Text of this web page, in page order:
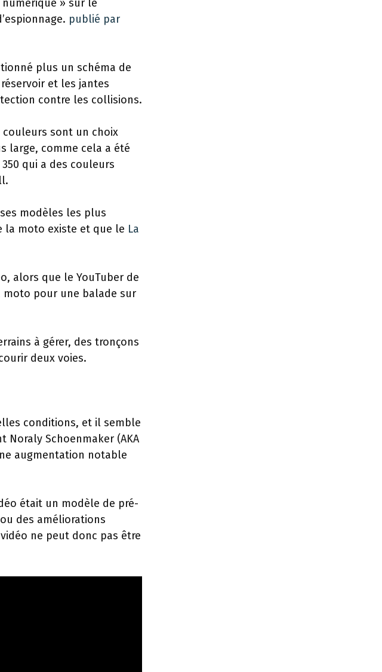
» sur le
publié par
plus un schéma de
et les jantes
contre les collisions.
sont un choix
large, comme cela a été
qui a des couleurs
modèles les plus
la moto existe et que le La
alors que le YouTuber de
moto pour une balade sur
à gérer, des tronçons
deux voies.
conditions, et il semble
Noraly Schoenmaker (AKA
augmentation notable
était un modèle de pré-
des améliorations
ne peut donc pas être